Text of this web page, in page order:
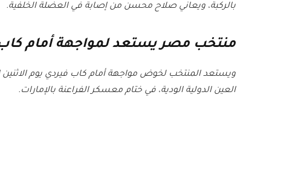
بالركبة، ويعاني صلاح محسن من إصابة في العضلة الخلفية.
منتخب مصر يستعد لمواجهة أمام
ويستعد المنتخب لخوض مواجهة أمام كاب فيردي يوم الاثنين
العين الدولية الودية، في ختام معسكر الفراعنة بالإمارات.